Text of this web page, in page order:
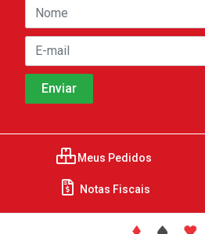
Meus Pedidos
Notas Fiscais